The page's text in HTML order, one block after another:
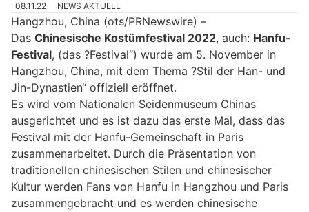
08.11.22 NEWS AKTUELL
Hangzhou, China (ots/PRNewswire) –
Das Chinesische Kostümfestival 2022, auch: Hanfu-
Festival, (das ?Festival“) wurde am 5. November in
Hangzhou, China, mit dem Thema ?Stil der Han- und
Jin-Dynastien“ offiziell eröffnet.
Es wird vom Nationalen Seidenmuseum Chinas
ausgerichtet und es ist dazu das erste Mal, dass das
Festival mit der Hanfu-Gemeinschaft in Paris
zusammenarbeitet. Durch die Präsentation von
traditionellen chinesischen Stilen und chinesischer
Kultur werden Fans von Hanfu in Hangzhou und Paris
zusammengebracht und es werden chinesische